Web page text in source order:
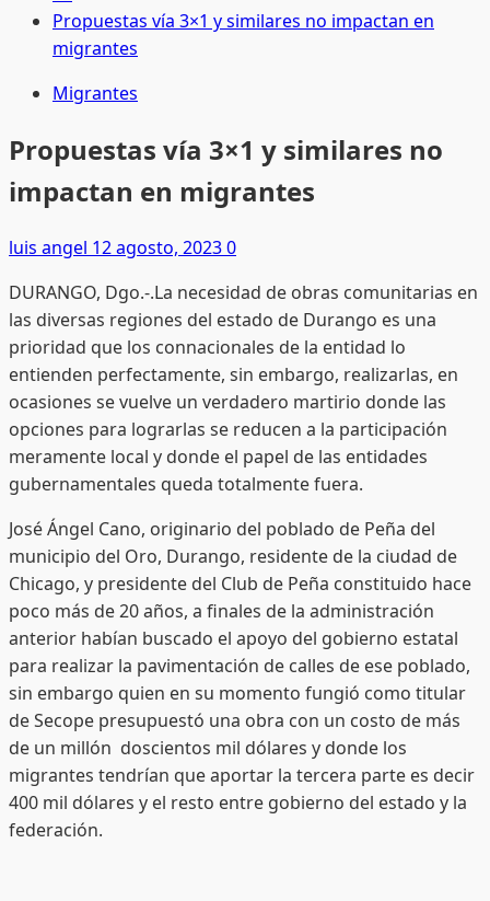
Propuestas vía 3×1 y similares no impactan en
migrantes
Migrantes
Propuestas vía 3×1 y similares no
impactan en migrantes
luis angel 12 agosto, 20230
DURANGO, Dgo.-.La necesidad de obras comunitarias en
las diversas regiones del estado de Durango es una
prioridad que los connacionales de la entidad lo
entienden perfectamente, sin embargo, realizarlas, en
ocasiones se vuelve un verdadero martirio donde las
opciones para lograrlas se reducen a la participación
meramente local y donde el papel de las entidades
gubernamentales queda totalmente fuera.
José Ángel Cano, originario del poblado de Peña del
municipio del Oro, Durango, residente de la ciudad de
Chicago, y presidente del Club de Peña constituido hace
poco más de 20 años, a finales de la administración
anterior habían buscado el apoyo del gobierno estatal
para realizar la pavimentación de calles de ese poblado,
sin embargo quien en su momento fungió como titular
de Secope presupuestó una obra con un costo de más
de un millón doscientos mil dólares y donde los
migrantes tendrían que aportar la tercera parte es decir
400 mil dólares y el resto entre gobierno del estado y la
federación.